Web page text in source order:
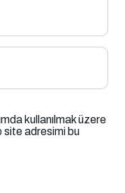
kullanılmak üzere
site adresimi bu